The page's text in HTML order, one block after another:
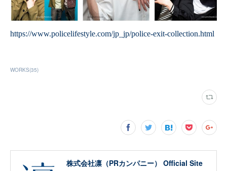
WORKS(35)
株式会社凛（PRカンパニー） Official Site